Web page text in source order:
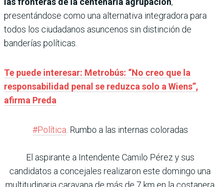
presentándose como una alternativa integradora para
todos los ciudadanos asuncenos sin distinción de
banderías políticas.
Te puede interesar: Metrobús: “No creo que la
responsabilidad penal se reduzca solo a Wiens”,
afirma Preda
#Política . Rumbo a las internas coloradas
El aspirante a Intendente Camilo Pérez y sus
candidatos a concejales realizaron este domingo una
multitudinaria caravana de más de 7 km en la costanera